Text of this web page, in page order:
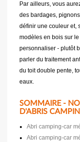
Par ailleurs, vous
des bardages,
définir une couleur et,
modèles en bois sur
personnaliser - plutôt
parler du traitement
du toit double pente,
eaux.
SOMMAIRE -
D'ABRIS
Abri camping-car
Abri camping-car